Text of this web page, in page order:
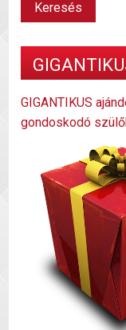
GIGANTIKUS
gondoskodó